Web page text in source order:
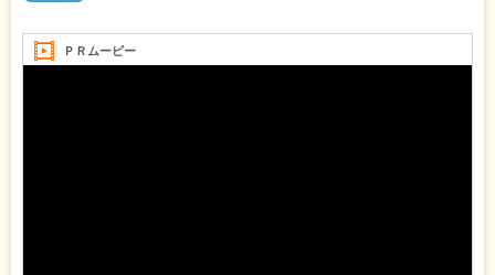
ＰＲムービー